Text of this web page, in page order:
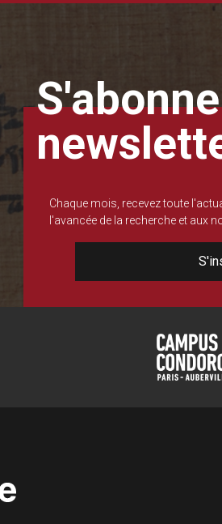
Chaque mois, recevez toute
l'avancée de la recherche et aux